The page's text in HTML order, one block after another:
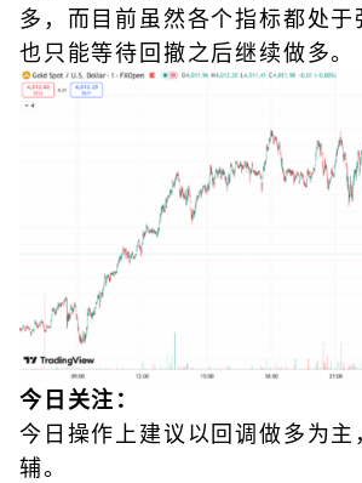
多，而目前虽然各个指标都处
也只能等待回撤之后继续做多。
今日关注：
今日操作上建议以回调做多为主
辅。